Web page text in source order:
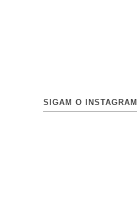
SIGAM O INSTAGRAM